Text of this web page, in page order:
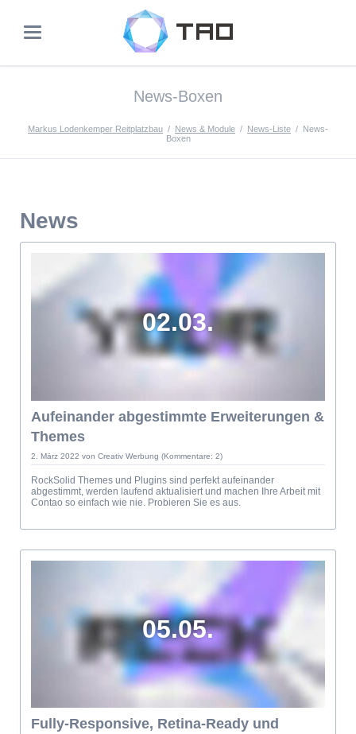
News-Boxen
Markus Lodenkemper Reitplatzbau News & Module News-Liste
News-
Boxen
News
02.03.
Aufeinander abgestimmte Erweiterungen &
Themes
2. März 2022 von Creativ Werbung (Kommentare: 2)
RockSolid Themes und Plugins sind perfekt aufeinander
abgestimmt, werden laufend aktualisiert und machen Ihre Arbeit mit
Contao so einfach wie nie. Probieren Sie es aus.
05.05.
Fully-Responsive, Retina-Ready und